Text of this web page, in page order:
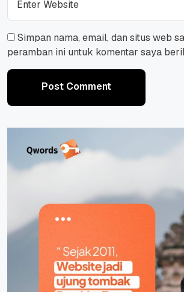
Simpan nama, email, dan situs web
peramban ini untuk komentar saya
Post Comment